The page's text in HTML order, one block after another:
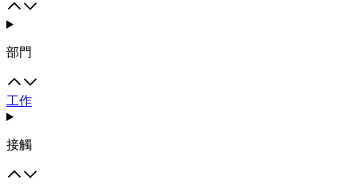
部門
工作
接觸